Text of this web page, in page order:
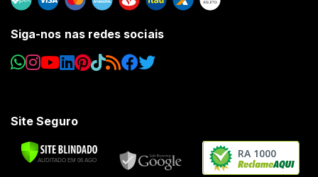
Siga-nos nas redes sociais
Site Seguro
RA 1000